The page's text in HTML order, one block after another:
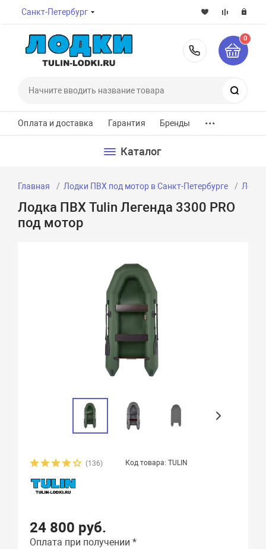
Санкт-Петербург
8-800-
0
Оплата и доставка Гарантия Бренды ...
Каталог
Главная Лодки ПВХ под мотор в Санкт-Петербурге
Лодка ПВХ Tulin Легенда 3300 PRO
под мотор
(136) Код товара: TULIN
24 800 руб.
Оплата при получении *